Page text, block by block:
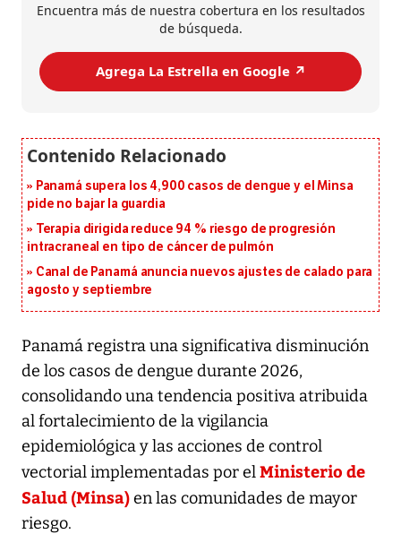
Encuentra más de nuestra cobertura en los resultados
de búsqueda.
Agrega La Estrella en Google ↗️
Panamá supera los 4,900 casos de dengue y el Minsa
pide no bajar la guardia
Terapia dirigida reduce 94 % riesgo de progresión
intracraneal en tipo de cáncer de pulmón
Canal de Panamá anuncia nuevos ajustes de calado para
agosto y septiembre
Panamá registra una significativa disminución
de los casos de dengue durante 2026,
consolidando una tendencia positiva atribuida
al fortalecimiento de la vigilancia
epidemiológica y las acciones de control
vectorial implementadas por elMinisterio de
Salud (Minsa)en las comunidades de mayor
riesgo.